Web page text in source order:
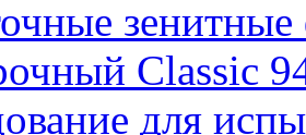
Classic
для